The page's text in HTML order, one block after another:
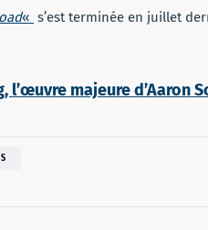
« s’est terminée en juillet
l’œuvre majeure d’Aaron